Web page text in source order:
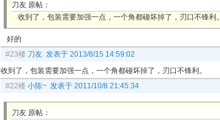
刀友 原帖：
收到了，包装需要加强一点，一个角都碰坏掉了，刃口不锋利。
好的
#23楼 刀友 发表于 2013/8/15 14:59:02
收到了，包装需要加强一点，一个角都碰坏掉了，刃口不锋利。
#22楼 小陈~ 发表于 2011/10/8 21:45:34
刀友 原帖：